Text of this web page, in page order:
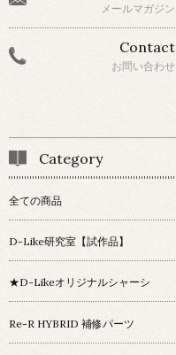
メールマガジン
Contact
お問い合わせ
Category
全ての商品
D-Like研究室【試作品】
★D-Likeオリジナルシャーシ
Re-R HYBRID 補修パーツ